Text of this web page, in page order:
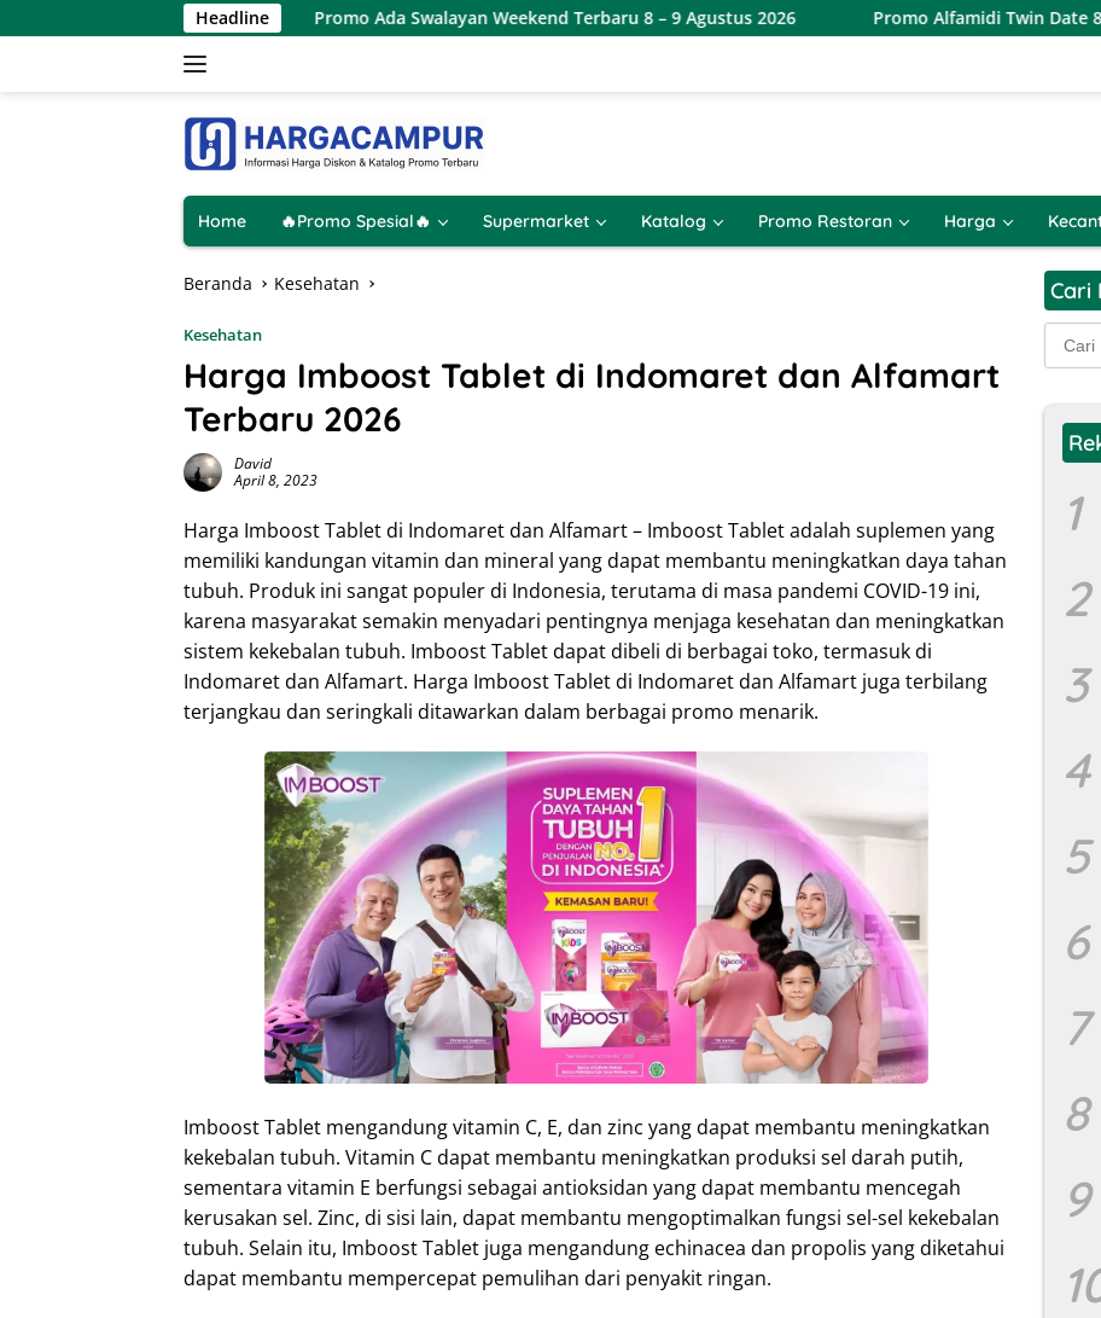
ke
Headline
Promo Ada Swalayan Weekend Terbaru 8 – 9 Agustus 2026 Promo Alfamidi Twin Date 8.8 Terbaru 8
Home 🔥Promo Spesial🔥 Supermarket Katalog Promo Restoran Harga
Beranda Kesehatan
Kesehatan
Harga Imboost Tablet di Indomaret dan Alfamart
Terbaru 2026
David
April 8, 2023
Harga Imboost Tablet di Indomaret dan Alfamart – Imboost Tablet adalah suplemen yang
memiliki kandungan vitamin dan mineral yang dapat membantu meningkatkan daya tahan
tubuh. Produk ini sangat populer di Indonesia, terutama di masa pandemi COVID-19 ini,
karena masyarakat semakin menyadari pentingnya menjaga kesehatan dan meningkatkan
sistem kekebalan tubuh. Imboost Tablet dapat dibeli di berbagai toko, termasuk di
Indomaret dan Alfamart. Harga Imboost Tablet di Indomaret dan Alfamart juga terbilang
terjangkau dan seringkali ditawarkan dalam berbagai promo menarik.
Imboost Tablet mengandung vitamin C, E, dan zinc yang dapat membantu meningkatkan
kekebalan tubuh. Vitamin C dapat membantu meningkatkan produksi sel darah putih,
sementara vitamin E berfungsi sebagai antioksidan yang dapat membantu mencegah
kerusakan sel. Zinc, di sisi lain, dapat membantu mengoptimalkan fungsi sel-sel kekebalan
tubuh. Selain itu, Imboost Tablet juga mengandung echinacea dan propolis yang diketahui
dapat membantu mempercepat pemulihan dari penyakit ringan.
Cari
Cari
untuk:
1
2
3
4
5
6
7
8
9